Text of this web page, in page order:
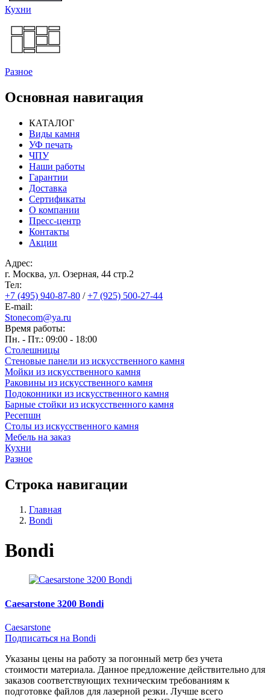
Кухни
Разное
Основная навигация
КАТАЛОГ
Виды камня
УФ печать
ЧПУ
Наши работы
Гарантии
Доставка
Сертификаты
О компании
Пресс-центр
Контакты
Акции
Адрес:
г. Москва, ул. Озерная, 44 cтр.2
Тел:
+7 (495) 940-87-80 /+7 (925) 500-27-44
E-mail:
Stonecom@ya.ru
Время работы:
Пн. - Пт.: 09:00 - 18:00
Столешницы
Стеновые панели из искусственного камня
Мойки из искусственного камня
Раковины из искусственного камня
Подоконники из искусственного камня
Барные стойки из искусственного камня
Ресепшн
Cтолы из искусственного камня
Мебель на заказ
Кухни
Разное
Строка навигации
Главная
Bondi
Bondi
Caesarstone 3200 Bondi
Caesarstone
Подписаться на Bondi
Указаны цены на работу за погонный метр без учета
стоимости материала. Данное предложение действительно для
заказов соответствующих техническим требованиям к
подготовке файлов для лазерной резки. Лучше всего